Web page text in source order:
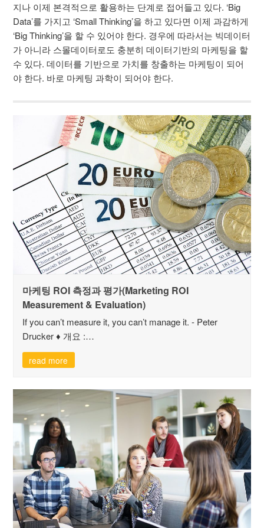
지나 이제 본격적으로 활용하는 단계로 접어들고 있다. ‘Big
Data’를 가지고 ‘Small Thinking’을 하고 있다면 이제 과감하게
‘Big Thinking’을 할 수 있어야 한다. 경우에 따라서는 빅데이터
가 아니라 스몰데이터로도 충분히 데이터기반의 마케팅을 할
수 있다. 데이터를 기반으로 가치를 창출하는 마케팅이 되어
야 한다. 바로 마케팅 과학이 되어야 한다.
마케팅 ROI 측정과 평가(Marketing ROI
Measurement & Evaluation)
If you can’t measure it, you can’t manage it. - Peter
Drucker ♦ 개요 :…
read more